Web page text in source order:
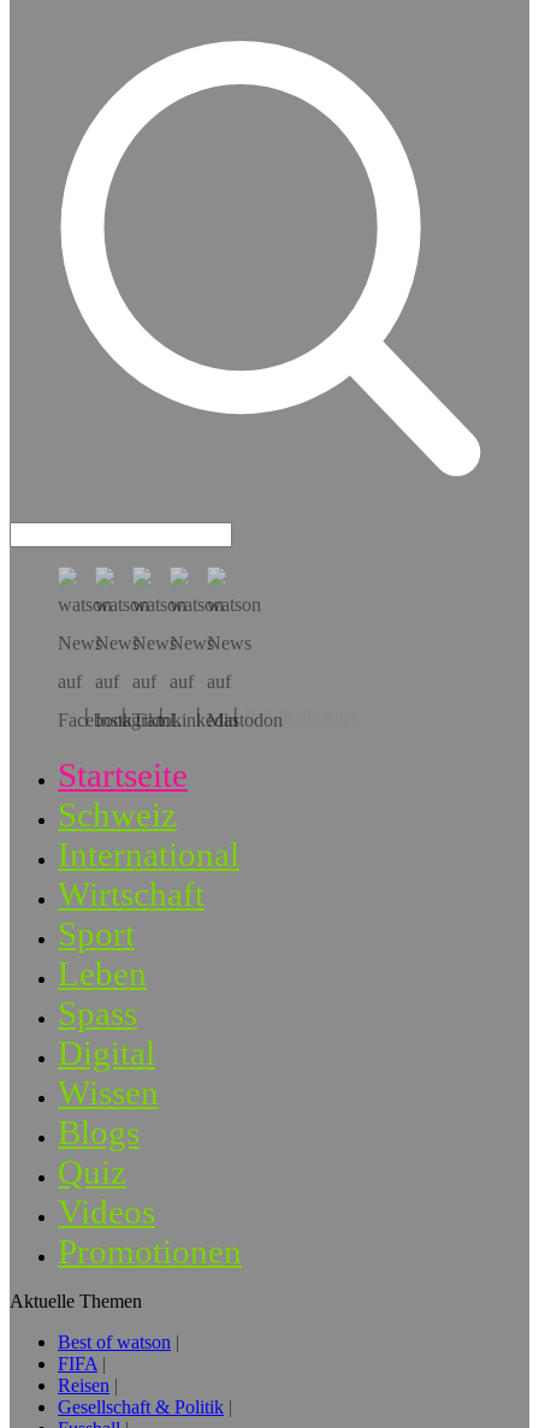
Hol dir die App!
Startseite
Schweiz
International
Wirtschaft
Sport
Leben
Spass
Digital
Wissen
Blogs
Quiz
Videos
Promotionen
Aktuelle Themen
Best of watson
FIFA
Reisen
Gesellschaft & Politik